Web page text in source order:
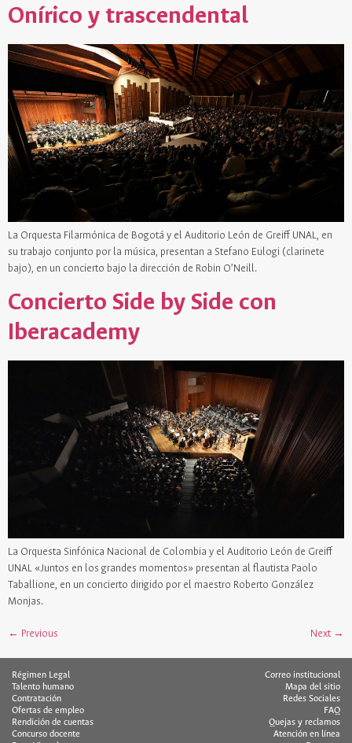
Onírico y trascendental
La Orquesta Filarmónica de Bogotá y el Auditorio León de Greiff UNAL, en
su trabajo conjunto por la música, presentan a Stefano Eulogi (clarinete
bajo), en un concierto bajo la dirección de Robin O’Neill.
Concierto Side by Side con
Iberacademy
La Orquesta Sinfónica Nacional de Colombia y el Auditorio León de Greiff
UNAL «Juntos en los grandes momentos» presentan al flautista Paolo
Taballione, en un concierto dirigido por el maestro Roberto González
Monjas.
← Previous Next →
Régimen Legal
Talento humano
Contratación
Ofertas de empleo
Rendición de cuentas
Concurso docente
Correo institucional
Mapa del sitio
Redes Sociales
FAQ
Quejas y reclamos
Atención en línea